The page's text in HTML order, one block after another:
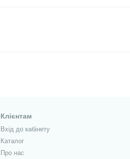
Клієнтам
Вхід до кабінету
Каталог
Про нас